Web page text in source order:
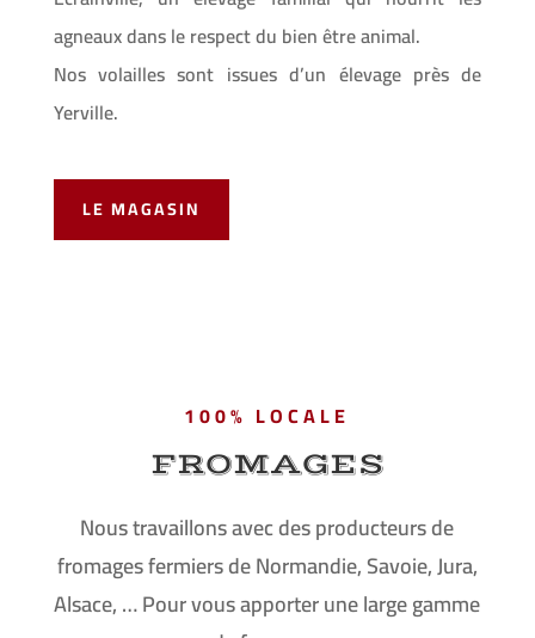
agneaux dans le respect du bien être animal.
Nos volailles sont issues d’un élevage près de
Yerville.
LE MAGASIN
100% LOCALE
FROMAGES
Nous travaillons avec des producteurs de
fromages fermiers de Normandie, Savoie, Jura,
Alsace, … Pour vous apporter une large gamme